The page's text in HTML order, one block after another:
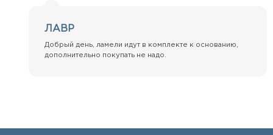
ЛАВР
Добрый день, ламели идут в комплекте к основанию,
дополнительно покупать не надо.